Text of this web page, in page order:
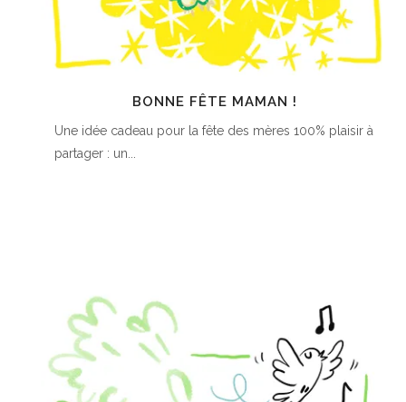
BONNE FÊTE MAMAN !
Une idée cadeau pour la fête des mères 100% plaisir à
partager : un...